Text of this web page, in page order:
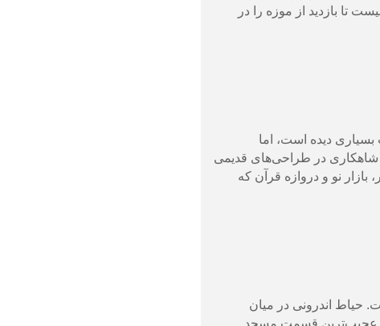
بازدید از موزه را در
متعدد آسیب بسیاری دیده است، اما
شاهکاری در طراحی‌‌های قدیمی
بازار نو و دروازه قرآن که
کاشی‌های صورتی شیرازی و ۲ ایوان وسیع تزیین شده است. حیاط اندرونی در میان
یک‌اندازه‌ی ۷۵ در ۳۵ متری تشکیل شده است. اما عجیب‌ترین قسمت مسجد